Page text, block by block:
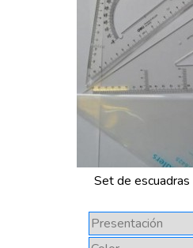
Set de